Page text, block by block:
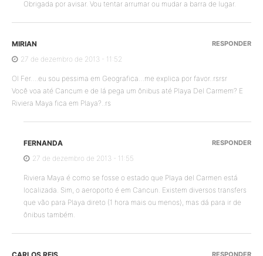
Obrigada por avisar. Vou tentar arrumar ou mudar a barra de lugar.
MIRIAN
27 de dezembro de 2013 - 11:52
OI Fer….eu sou pessima em Geografica…me explica por favor..rsrsr
Você voa até Cancum e de lá pega um ônibus até Playa Del Carmem? E
Riviera Maya fica em Playa?..rs
RESPONDER
FERNANDA
27 de dezembro de 2013 - 11:55
Riviera Maya é como se fosse o estado que Playa del Carmen está
localizada. Sim, o aeroporto é em Cancun. Existem diversos transfers
que vão para Playa direto (1 hora mais ou menos), mas dá para ir de
ônibus também.
RESPONDER
RESPONDER